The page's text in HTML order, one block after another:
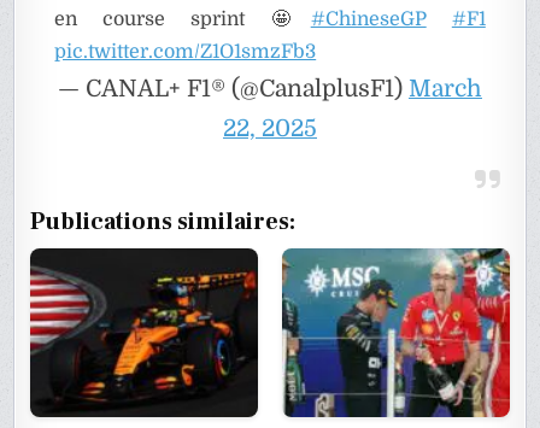
en course sprint 🤩 #ChineseGP
#F1
pic.twitter.com/Z1O1smzFb3
— CANAL+ F1® (@CanalplusF1) March
22, 2025
Publications similaires: